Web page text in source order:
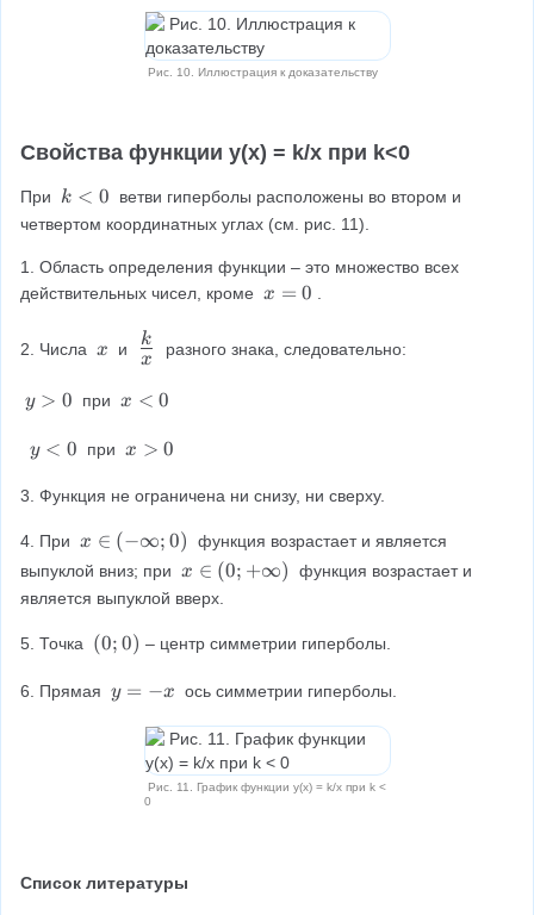
}
c
{
1
}
{
x
}
Рис. 10. Иллюстрация к доказательству
Свойства функции y(x) = k/x при k<0
При
k
<
k < 0
ветви гиперболы расположены во втором и
четвертом координатных углах (см. рис. 11).
1. Область определения функции – это множество всех
действительных чисел, кроме x
x = 0
2. Числа \
x
x и
\
r
a
{
k
}
{
x
}
x
k
разного знака, следовательно:
y
0
y > 0 при x
0
x < 0
y
0
y < 0 при x
0
x > 0
3. Функция не ограничена ни снизу, ни сверху.
4. При x
\
(
\
)
x ∈ (−∞; 0)
функция возрастает и является
выпуклой вниз; при x
\
n
0
+
\
i
)
x ∈ (0; +∞)
функция возрастает и
является выпуклой вверх.
5. Точка (
;
(0; 0) – центр симметрии гиперболы.
6. Прямая y
y = −x ось симметрии гиперболы.
Рис. 11. График функции y(x) = k/x при k <
0
Список литературы